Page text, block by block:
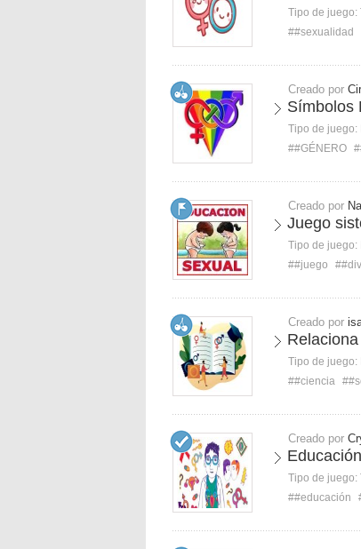
Tipo de juego:
##sexualidad
Creado por
Símbolos
Tipo de juego:
##GÉNERO
Creado por
Juego
Tipo de juego:
##juego
Creado por
Tipo de juego:
##ciencia
Creado por
Tipo de juego:
##educación